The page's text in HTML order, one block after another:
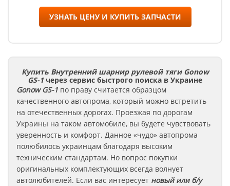
УЗНАТЬ ЦЕНУ И КУПИТЬ ЗАПЧАСТИ
Купить Внутренний шарнир рулевой тяги Gonow
GS-1 через сервис быстрого поиска в Украине
GonowGS-1 по праву считается образцом
качественного автопрома, который можно встретить
на отечественных дорогах. Проезжая по дорогам
Украины на таком автомобиле, вы будете чувствовать
уверенность и комфорт. Данное «чудо» автопрома
полюбилось украинцам благодаря высоким
техническим стандартам. Но вопрос покупки
оригинальных комплектующих всегда волнует
автолюбителей. Если вас интересует новый или б/у